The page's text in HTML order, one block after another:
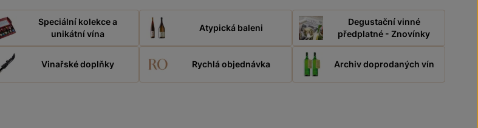
Speciální kolekce a
unikátní vína
Atypická baleni
Degustační vinné
předplatné - Znovínky
Vinařské doplňky Rychlá objednávka Archiv doprodaných vín